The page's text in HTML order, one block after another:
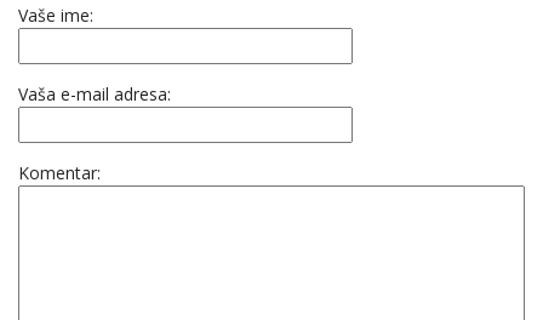
Vaše ime:
Vaša e-mail adresa:
Komentar: